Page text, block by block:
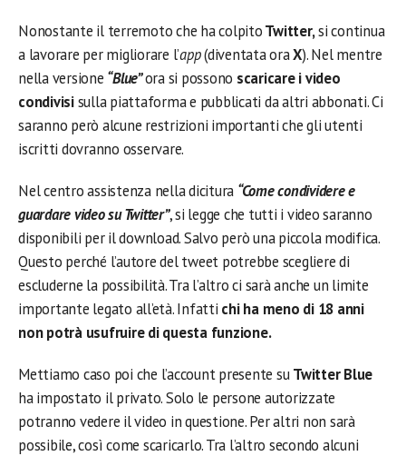
Nonostante il terremoto che ha colpitoTwitter,si continua
a lavorare per migliorare l’app(diventata oraX). Nel mentre
nella versione “Blue”ora si possono scaricare i video
condivisisulla piattaforma e pubblicati da altri abbonati. Ci
saranno però alcune restrizioni importanti che gli utenti
iscritti dovranno osservare.
Nel centro assistenza nella dicitura “Come condividere e
guardare video su Twitter”, si legge che tutti i video saranno
disponibili per il download. Salvo però una piccola modifica.
Questo perché l’autore del tweet potrebbe scegliere di
escluderne la possibilità. Tra l’altro ci sarà anche un limite
importante legato all’età. Infatti chi ha meno di 18 anni
non potrà usufruire di questa funzione.
Mettiamo caso poi che l’account presente suTwitter Blue
ha impostato il privato. Solo le persone autorizzate
potranno vedere il video in questione. Per altri non sarà
possibile, così come scaricarlo. Tra l’altro secondo alcuni